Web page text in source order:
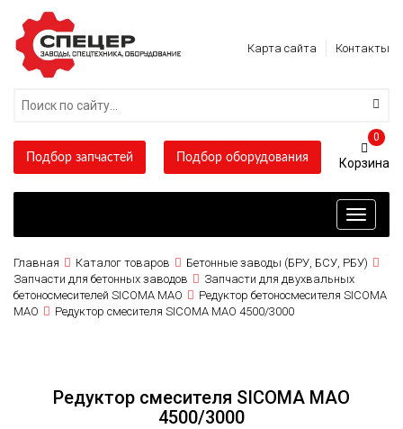
Карта сайта Контакты
Подбор запчастей Подбор оборудования
0
Toggle
Главная Каталог товаров
Бетонные заводы (БРУ, БСУ, РБУ)
Запчасти для бетонных заводов
Запчасти для двухвальных
бетоносмесителей SICOMA MAO
Редуктор бетоносмесителя SICOMA
MAO
Редуктор смесителя SICOMA МАО 4500/3000
Редуктор смесителя SICOMA МАО
4500/3000